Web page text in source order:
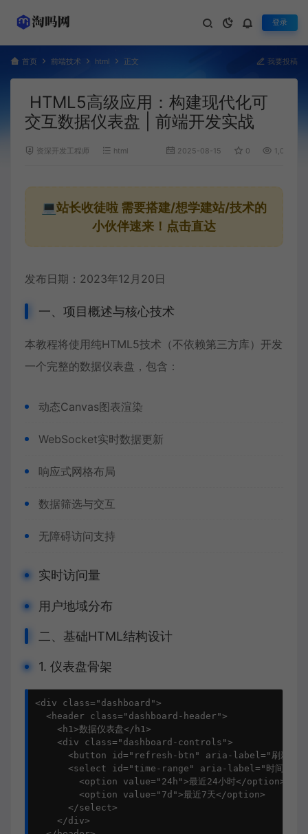
登录
首页 前端技术 html 正文 我要投稿
HTML5高级应用：构建现代化可
交互数据仪表盘 | 前端开发实战
资深开发工程师 html 2025-08-15 0 1,070
💻站长收徒啦 需要搭建/想学建站/技术的
小伙伴速来！点击直达
发布日期：2023年12月20日
一、项目概述与核心技术
本教程将使用纯HTML5技术（不依赖第三方库）开发
一个完整的数据仪表盘，包含：
动态Canvas图表渲染
WebSocket实时数据更新
响应式网格布局
数据筛选与交互
无障碍访问支持
实时访问量
用户地域分布
二、基础HTML结构设计
1. 仪表盘骨架
<div class="dashboard">
  <header class="dashboard-header">
    <h1>数据仪表盘</h1>
    <div class="dashboard-controls">
<button id="refresh-btn" aria-label="刷新数
<select id="time-range" aria-label="时间范围
        <option value="24h">最近24小时</option>
        <option value="7d">最近7天</option>
      </select>
    </div>